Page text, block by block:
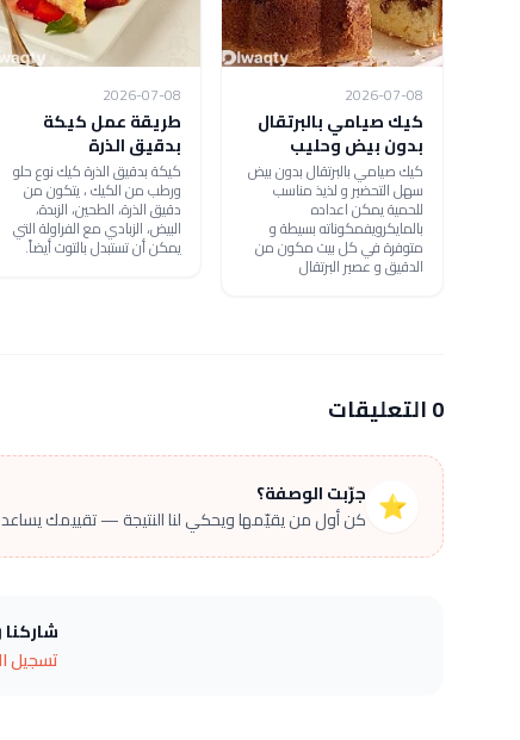
2026-07-08
كيك صيامي بالبرتقال
بدون بيض وحليب
كيك صيامي بالبرتقال بدون بيض
سهل التحضير و لذيذ مناسب
للحمية يمكن اعداده
بالمايكرويفمكوناته بسيطة و
متوفرة في كل بيت مكون من
الدقيق و عصير البرتقال
2026-07-08
طريقة عمل كيكة
بدقيق الذرة
كيكة بدقيق الذرة كيك نوع حلو
ورطب من الكيك ، يتكون من
دقيق الذرة، الطحين، الزبدة،
البيض، الزبادي مع الفراولة التي
يمكن أن تستبدل بالتوت أيضاً.
0 التعليقات
⭐ جرّبت الوصفة؟
كن أول من يقيّمها ويحكي لنا النتيجة — تقييمك يساعد
تسجيل